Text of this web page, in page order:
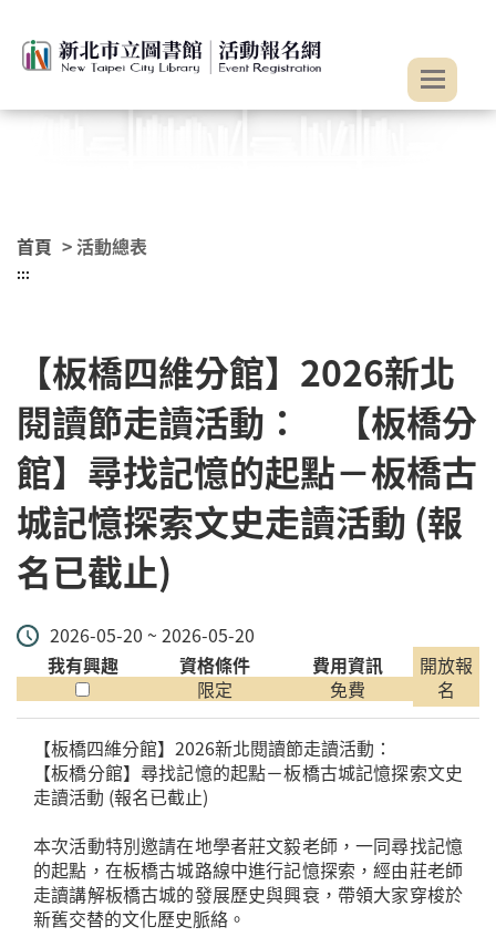
首頁 > 活動總表
:::
【板橋四維分館】2026新北
閱讀節走讀活動： 【板橋分
館】尋找記憶的起點－板橋古
城記憶探索文史走讀活動 (報
名已截止)
2026-05-20 ~ 2026-05-20
我有興趣
資格條件
限定
費用資訊
免費
開放報
名
【板橋四維分館】2026新北閱讀節走讀活動：
【板橋分館】尋找記憶的起點－板橋古城記憶探索文史
走讀活動 (報名已截止)
本次活動特別邀請在地學者莊文毅老師，一同尋找記憶
的起點，在板橋古城路線中進行記憶探索，經由莊老師
走讀講解板橋古城的發展歷史與興衰，帶領大家穿梭於
新舊交替的文化歷史脈絡。